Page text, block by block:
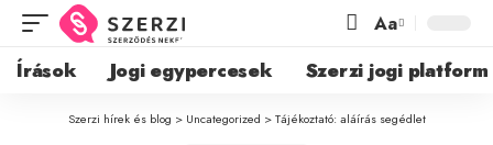
Aa
Írások Jogi egypercesek Szerzi jogi platform
Szerzi hírek és blog > Uncategorized >Tájékoztató: aláírás segédlet